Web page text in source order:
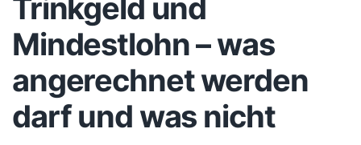
Mindestlohn – was
angerechnet werden
darf und was nicht